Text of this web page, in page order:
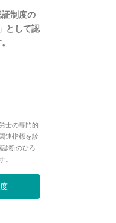
制度の
として認
士の専門的
連指標を診
断のひろ